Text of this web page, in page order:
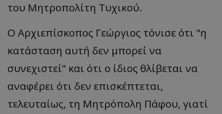
του Μητροπολίτη Τυχικού.
Ο Αρχιεπίσκοπος Γεώργιος τόνισε ότι "η
κατάσταση αυτή δεν μπορεί να
συνεχιστεί" και ότι ο ίδιος θλίβεται να
αναφέρει ότι δεν επισκέπτεται,
τελευταίως, τη Μητρόπολη Πάφου, γιατί